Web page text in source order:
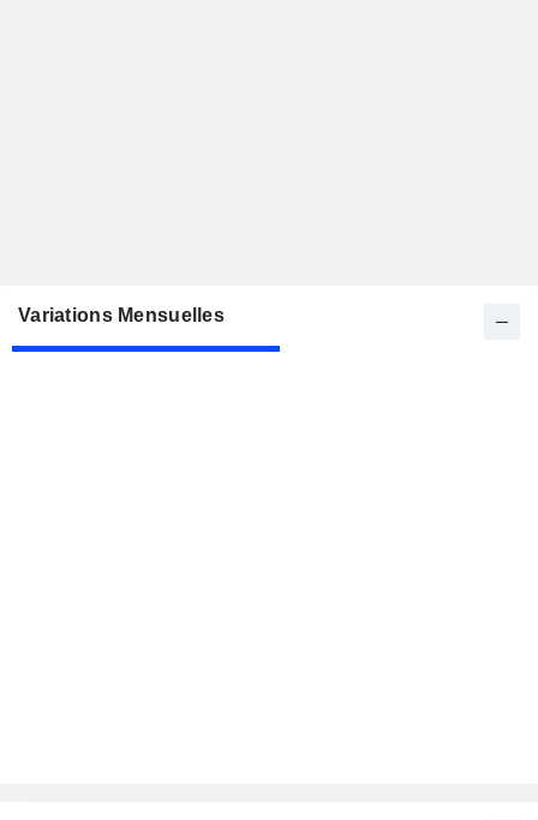
Variations Mensuelles